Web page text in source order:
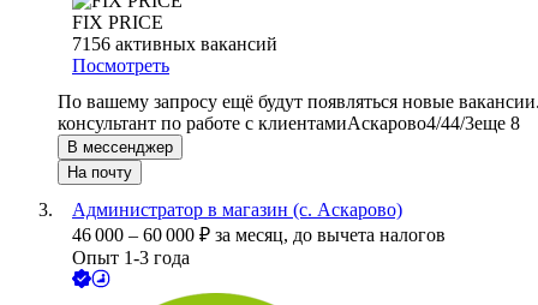
FIX PRICE
7156 активных вакансий
Посмотреть
По вашему запросу ещё будут появляться новые
консультант по работе с клиентамиАскарово4/44/3еще 8
В мессенджер
На почту
Администратор в магазин (с. Аскарово)
46 000 – 60 000 ₽ за месяц, до вычета налогов
Опыт 1-3 года